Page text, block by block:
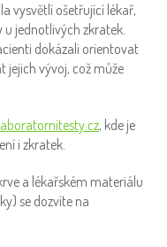
vysvětlí ošetřující lékař,
jednotlivých zkratek.
dokázali orientovat
jejich vývoj, což může
laboratornitesty.cz, kde je
i zkratek.
a lékařském materiálu
se dozvíte na